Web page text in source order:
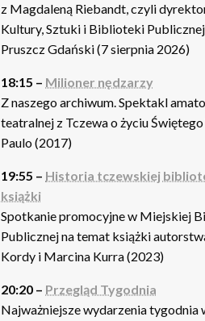
z Magdaleną Riebandt, czyli
Kultury, Sztuki i Biblioteki
Pruszcz Gdański (7 sierpnia 2026)
18:15 – Milioner nędzarzy
Z naszego archiwum. Spektakl
teatralnej z Tczewa o życiu
Paulo (2017)
19:55 – Historia tczewskiej
książki
Spotkanie promocyjne w Miejskiej
Publicznej na temat książki
Kordy i Marcina Kurra (2023)
20:20 – Przegląd Tygodnia
Najważniejsze wydarzenia tygodnia